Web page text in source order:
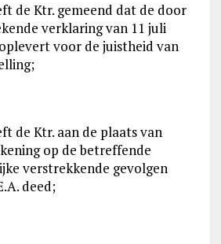
de Ktr. gemeend dat de door
verklaring van 11 juli
voor de juistheid van
de Ktr. aan de plaats van
op de betreffende
verstrekkende gevolgen
deed;